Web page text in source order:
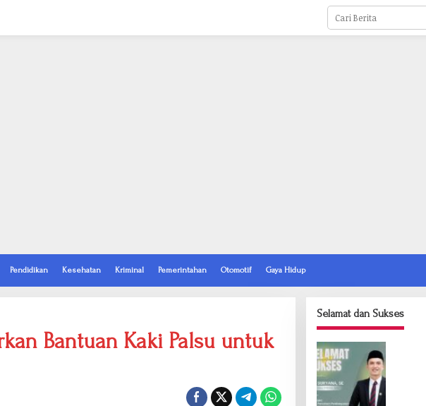
Pendidikan Kesehatan Kriminal Pemerintahan Otomotif Gaya Hidup
Bantuan Kaki Palsu untuk
Selamat dan Sukses